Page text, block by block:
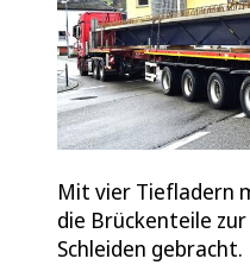
Mit vier Tiefladern
die Brückenteile
Schleiden gebracht.